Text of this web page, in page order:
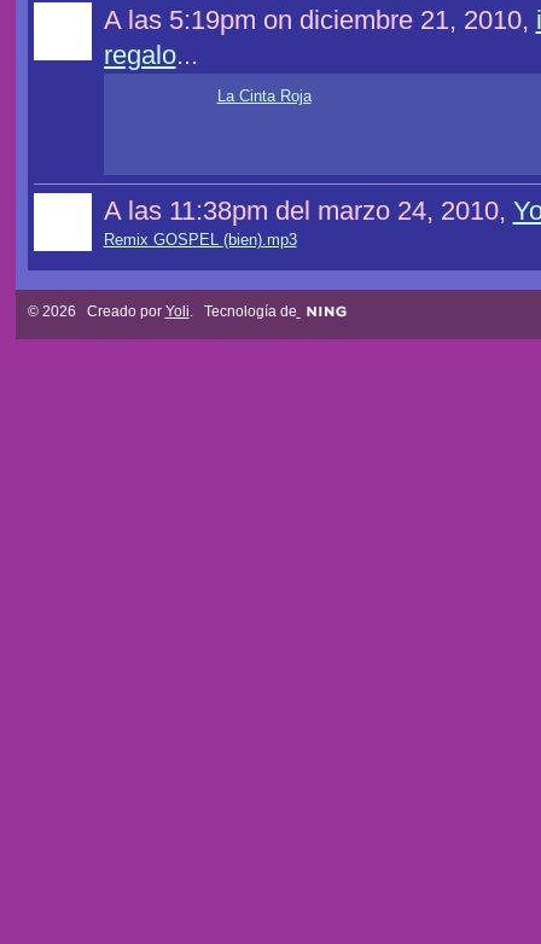
A las 5:19pm on diciembre 21, 2010,
regalo...
La Cinta Roja
A las 11:38pm del marzo 24, 2010,
Remix GOSPEL (bien).mp3
© 2026 Creado por Yoli. Tecnología de